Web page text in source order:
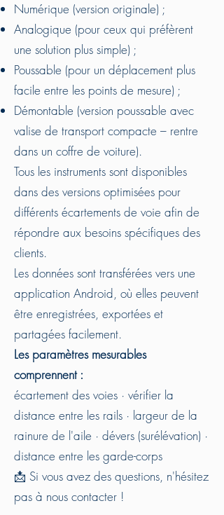
Numérique (version originale) ;
Analogique (pour ceux qui préfèrent
une solution plus simple) ;
Poussable (pour un déplacement plus
facile entre les points de mesure) ;
Démontable (version poussable avec
valise de transport compacte – rentre
dans un coffre de voiture).
Tous les instruments sont disponibles
dans des versions optimisées pour
différents écartements de voie afin de
répondre aux besoins spécifiques des
clients.
Les données sont transférées vers une
application Android, où elles peuvent
être enregistrées, exportées et
partagées facilement.
Les paramètres mesurables
comprennent :
écartement des voies · vérifier la
distance entre les rails · largeur de la
rainure de l'aile · dévers (surélévation) ·
distance entre les garde-corps
📩 Si vous avez des questions, n'hésitez
pas à nous contacter !